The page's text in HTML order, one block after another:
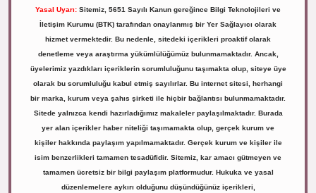
Yasal Uyarı: Sitemiz, 5651 Sayılı Kanun gereğince Bilgi Teknolojileri ve
İletişim Kurumu (BTK) tarafından onaylanmış bir Yer Sağlayıcı olarak
hizmet vermektedir. Bu nedenle, sitedeki içerikleri proaktif olarak
denetleme veya araştırma yükümlülüğümüz bulunmamaktadır. Ancak,
üyelerimiz yazdıkları içeriklerin sorumluluğunu taşımakta olup, siteye üye
olarak bu sorumluluğu kabul etmiş sayılırlar. Bu internet sitesi, herhangi
bir marka, kurum veya şahıs şirketi ile hiçbir bağlantısı bulunmamaktadır.
Sitede yalnızca kendi hazırladığımız makaleler paylaşılmaktadır. Burada
yer alan içerikler haber niteliği taşımamakta olup, gerçek kurum ve
kişiler hakkında paylaşım yapılmamaktadır. Gerçek kurum ve kişiler ile
isim benzerlikleri tamamen tesadüfidir. Sitemiz, kar amacı gütmeyen ve
tamamen ücretsiz bir bilgi paylaşım platformudur. Hukuka ve yasal
düzenlemelere aykırı olduğunu düşündüğünüz içerikleri,